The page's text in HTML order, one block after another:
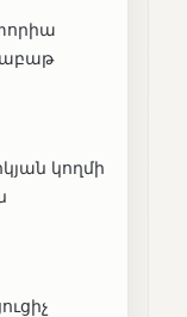
կողմի